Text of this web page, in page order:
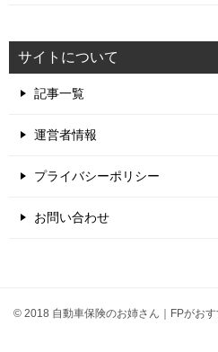
サイトについて
記事一覧
運営者情報
プライバシーポリシー
お問い合わせ
© 2018 自動車保険のお姉さん｜FPがお